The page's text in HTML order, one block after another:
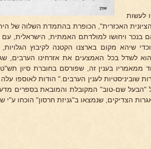
לעשות
האכזרית", הכופרת בהתמדת השלוה של
בנכר ויחושו למולדתם האמתית, הישראלית,
שיהא מקום בארצנו הקטנה לקיבוץ
לשדל בכל האמצעים את אזרחינו הערבים,
ממאמריו בענין זה, שפורסם בחוברת סיון
לענין הערבים." הודות לאוספו עלה
"הבעל שם-טוב" המקובלת והמובאת בספרים
הצדיקים, שנמצאו ב"גניזת חרסון" הוכחו ע"י